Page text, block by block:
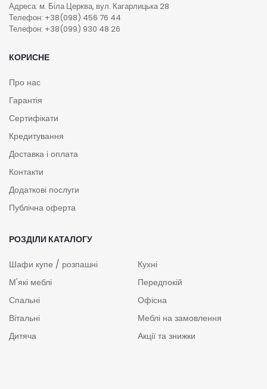
Адреса: м. Біла Церква, вул. Кагарлицька 28
Телефон: +38(098) 456 76 44
Телефон: +38(099) 930 48 26
КОРИСНЕ
Про нас
Гарантія
Сертифікати
Кредитування
Доставка і оплата
Контакти
Додаткові послуги
Публічна оферта
РОЗДІЛИ КАТАЛОГУ
Шафи купе / розпашні
М'які меблі
Спальні
Вітальні
Дитяча
Кухні
Передпокій
Офісна
Меблі на замовлення
Акції та знижки